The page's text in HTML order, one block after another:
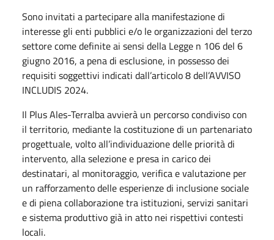
Sono invitati a partecipare alla manifestazione di
interesse gli enti pubblici e/o le organizzazioni del terzo
settore come definite ai sensi della Legge n 106 del 6
giugno 2016, a pena di esclusione, in possesso dei
requisiti soggettivi indicati dall’articolo 8 dell’AVVISO
INCLUDIS 2024.
Il Plus Ales-Terralba avvierà un percorso condiviso con
il territorio, mediante la costituzione di un partenariato
progettuale, volto all’individuazione delle priorità di
intervento, alla selezione e presa in carico dei
destinatari, al monitoraggio, verifica e valutazione per
un rafforzamento delle esperienze di inclusione sociale
e di piena collaborazione tra istituzioni, servizi sanitari
e sistema produttivo già in atto nei rispettivi contesti
locali.